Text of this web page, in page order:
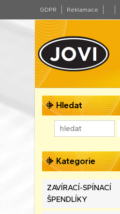
GDPR Reklamace .
Hledat
Kategorie
ZAVÍRACÍ-SPÍNACÍ
ŠPENDLÍKY